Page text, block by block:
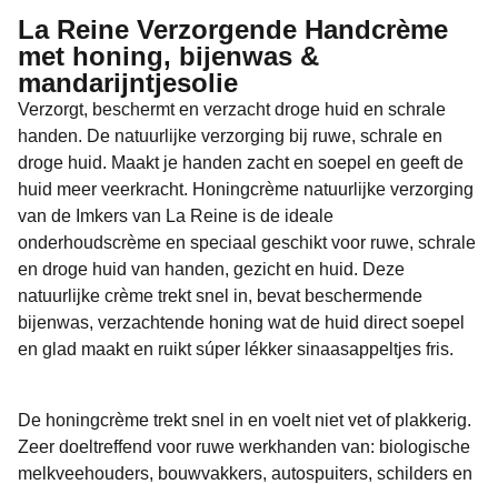
La Reine Verzorgende Handcrème
met honing, bijenwas &
mandarijntjesolie
Verzorgt, beschermt en verzacht droge huid en schrale
handen. De natuurlijke verzorging bij ruwe, schrale en
droge huid. Maakt je handen zacht en soepel en geeft de
huid meer veerkracht. Honingcrème natuurlijke verzorging
van de Imkers van La Reine is de ideale
onderhoudscrème en speciaal geschikt voor ruwe, schrale
en droge huid van handen, gezicht en huid. Deze
natuurlijke crème trekt snel in, bevat beschermende
bijenwas, verzachtende honing wat de huid direct soepel
en glad maakt en ruikt súper lékker sinaasappeltjes fris.
De honingcrème trekt snel in en voelt niet vet of plakkerig.
Zeer doeltreffend voor ruwe werkhanden van: biologische
melkveehouders, bouwvakkers, autospuiters, schilders en